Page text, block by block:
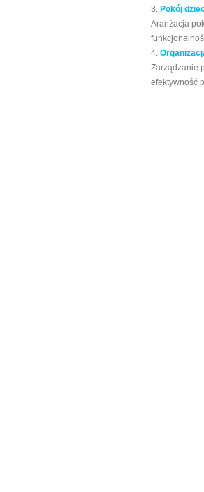
Pokój
Aranżacja
Zarządzanie
efektywność